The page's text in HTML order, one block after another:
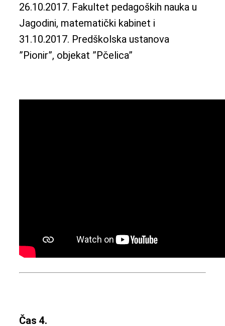
26.10.2017. Fakultet pedagoških nauka u
Jagodini, matematički kabinet i
31.10.2017. Predškolska ustanova
”Pionir”, objekat ”Pčelica”
Čas 4.